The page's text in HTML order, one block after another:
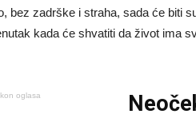
bez zadrške i straha, sada će biti
kada će shvatiti da život ima
oglasa